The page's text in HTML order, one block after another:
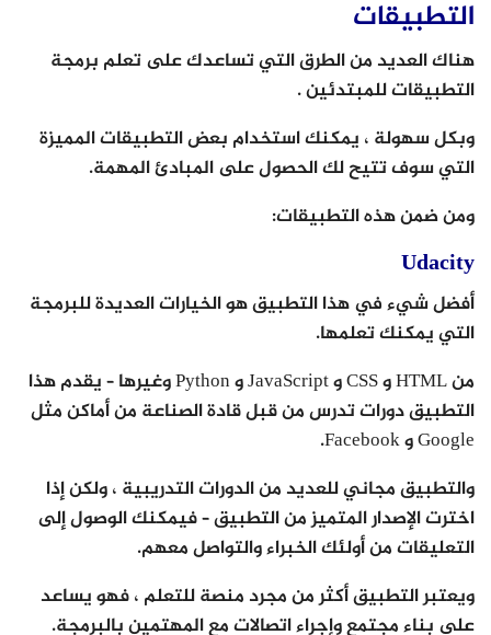
التطبيقات
هناك العديد من الطرق التي تساعدك على تعلم برمجة
التطبيقات للمبتدئين .
وبكل سهولة ، يمكنك استخدام بعض التطبيقات المميزة
التي سوف تتيح لك الحصول على المبادئ المهمة.
ومن ضمن هذه التطبيقات:
Udacity
أفضل شيء في هذا التطبيق هو الخيارات العديدة للبرمجة
التي يمكنك تعلمها.
من HTML و CSS و JavaScript و Python وغيرها – يقدم هذا
التطبيق دورات تدرس من قبل قادة الصناعة من أماكن مثل
Google و Facebook.
والتطبيق مجاني للعديد من الدورات التدريبية ، ولكن إذا
اخترت الإصدار المتميز من التطبيق – فيمكنك الوصول إلى
التعليقات من أولئك الخبراء والتواصل معهم.
ويعتبر التطبيق أكثر من مجرد منصة للتعلم ، فهو يساعد
على بناء مجتمع وإجراء اتصالات مع المهتمين بالبرمجة.